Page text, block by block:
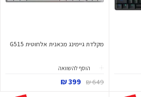
מקלדת גיימינג מכאנית אלחוטית G515
הוסף להשוואה
649 ₪
399 ₪